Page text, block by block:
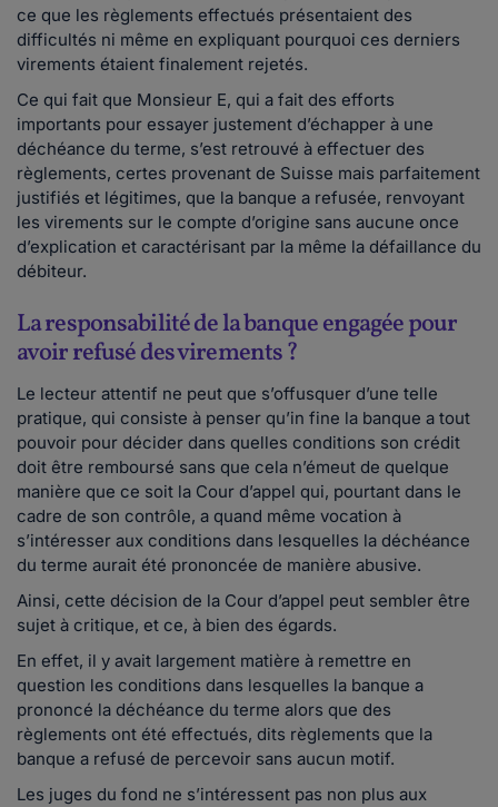
ce que les règlements effectués présentaient des
difficultés ni même en expliquant pourquoi ces derniers
virements étaient finalement rejetés.
Ce qui fait que Monsieur E, qui a fait des efforts
importants pour essayer justement d’échapper à une
déchéance du terme, s’est retrouvé à effectuer des
règlements, certes provenant de Suisse mais parfaitement
justifiés et légitimes, que la banque a refusée, renvoyant
les virements sur le compte d’origine sans aucune once
d’explication et caractérisant par la même la défaillance du
débiteur.
La responsabilité de la banque engagée pour
avoir refusé des virements ?
Le lecteur attentif ne peut que s’offusquer d’une telle
pratique, qui consiste à penser qu’in fine la banque a tout
pouvoir pour décider dans quelles conditions son crédit
doit être remboursé sans que cela n’émeut de quelque
manière que ce soit la Cour d’appel qui, pourtant dans le
cadre de son contrôle, a quand même vocation à
s’intéresser aux conditions dans lesquelles la déchéance
du terme aurait été prononcée de manière abusive.
Ainsi, cette décision de la Cour d’appel peut sembler être
sujet à critique, et ce, à bien des égards.
En effet, il y avait largement matière à remettre en
question les conditions dans lesquelles la banque a
prononcé la déchéance du terme alors que des
règlements ont été effectués, dits règlements que la
banque a refusé de percevoir sans aucun motif.
Les juges du fond ne s’intéressent pas non plus aux